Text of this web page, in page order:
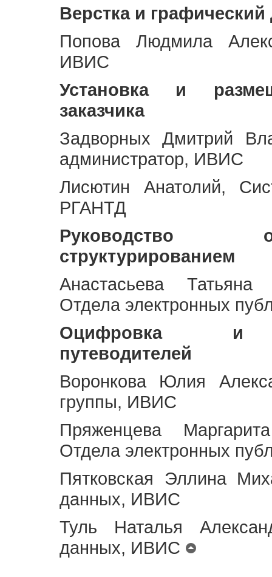
Верстка и графический
Попова Людмила
ИВИС
Установка и
заказчика
Задворных Дмитрий
администратор, ИВИС
Лисютин Анатолий,
РГАНТД
Руководство
структурированием
Анастасьева Татьяна
Отдела электронных
Оцифровка и
путеводителей
Воронкова Юлия
группы, ИВИС
Пряженцева
Отдела электронных
Пятковская Эллина
данных, ИВИС
Туль Наталья
данных, ИВИС